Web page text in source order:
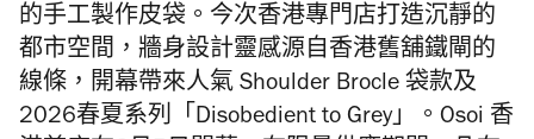
的手工製作皮袋。 今次香港專門店打造沉靜的
都市空間，牆身設計靈感源自香港舊舖鐵閘的
線條，開幕帶來人氣 Shoulder Brocle 袋款及
2026春夏系列「Disobedient to Grey」。Osoi 香